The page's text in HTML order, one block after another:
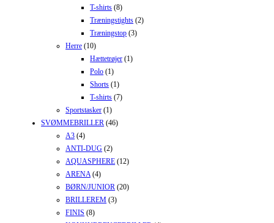
T-shirts (8)
Træningstights (2)
Træningstop (3)
Herre (10)
Hættetrøjer (1)
Polo (1)
Shorts (1)
T-shirts (7)
Sportstasker (1)
SVØMMEBRILLER (46)
A3 (4)
ANTI-DUG (2)
AQUASPHERE (12)
ARENA (4)
BØRN/JUNIOR (20)
BRILLEREM (3)
FINIS (8)